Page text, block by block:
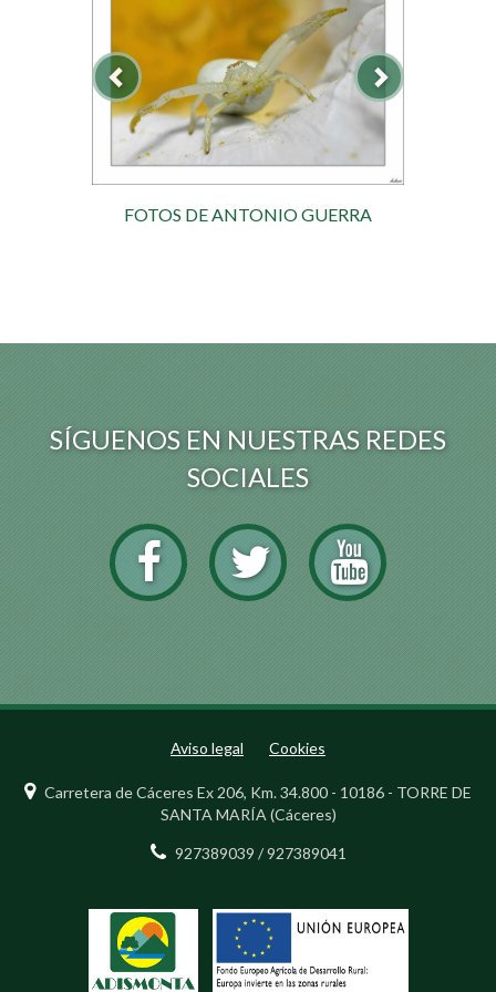
FOTOS DE ANTONIO GUERRA
SÍGUENOS EN NUESTRAS REDES
SOCIALES
Aviso legal Cookies
Carretera de Cáceres Ex 206, Km. 34.800 - 10186 - TORRE DE
SANTA MARÍA (Cáceres)
927389039 / 927389041